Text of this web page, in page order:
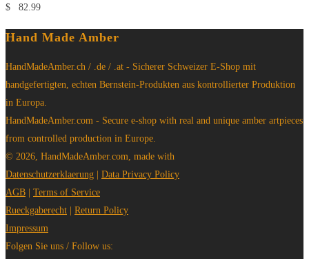
$ 82.99
Hand Made Amber
HandMadeAmber.ch / .de / .at - Sicherer Schweizer E-Shop mit
handgefertigten, echten Bernstein-Produkten aus kontrollierter Produktion
in Europa.
HandMadeAmber.com - Secure e-shop with real and unique amber artpieces
from controlled production in Europe.
© 2026, HandMadeAmber.com, made with
Datenschutzerklaerung
Data Privacy Policy
AGB
Terms of Service
Rueckgaberecht
Return Policy
Impressum
Folgen Sie uns / Follow us: